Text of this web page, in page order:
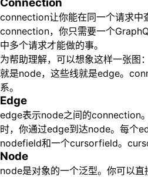
connection让你能在同一个请求中
connection，你只需要一个
中多个请求才能做的事。
为帮助理解，可以想象这样一张图
就是node，这些线就是edge。
系。
Edge
edge表示node之间的connection
时，你通过edge到达node。每个
nodefield和一个cursorfield。
Node
node是对象的一个泛型。你可以